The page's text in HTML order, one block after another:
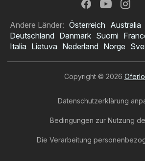
TopCC Prospekt
Andere Länder: Österreich Australia
Deutschland Danmark Suomi
Italia Lietuva Nederland Norge
Copyright © 2026
Datenschutzerklärung
Bedingungen zur Nutzung
Die Verarbeitung